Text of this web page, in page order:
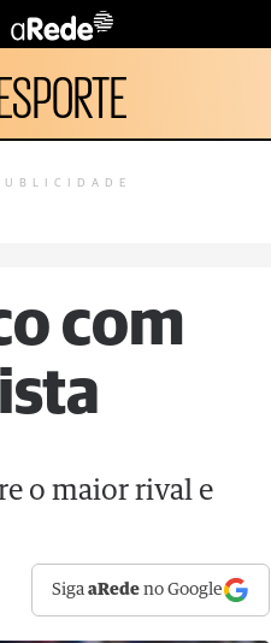
com
o maior rival e
SigaaRede no Google